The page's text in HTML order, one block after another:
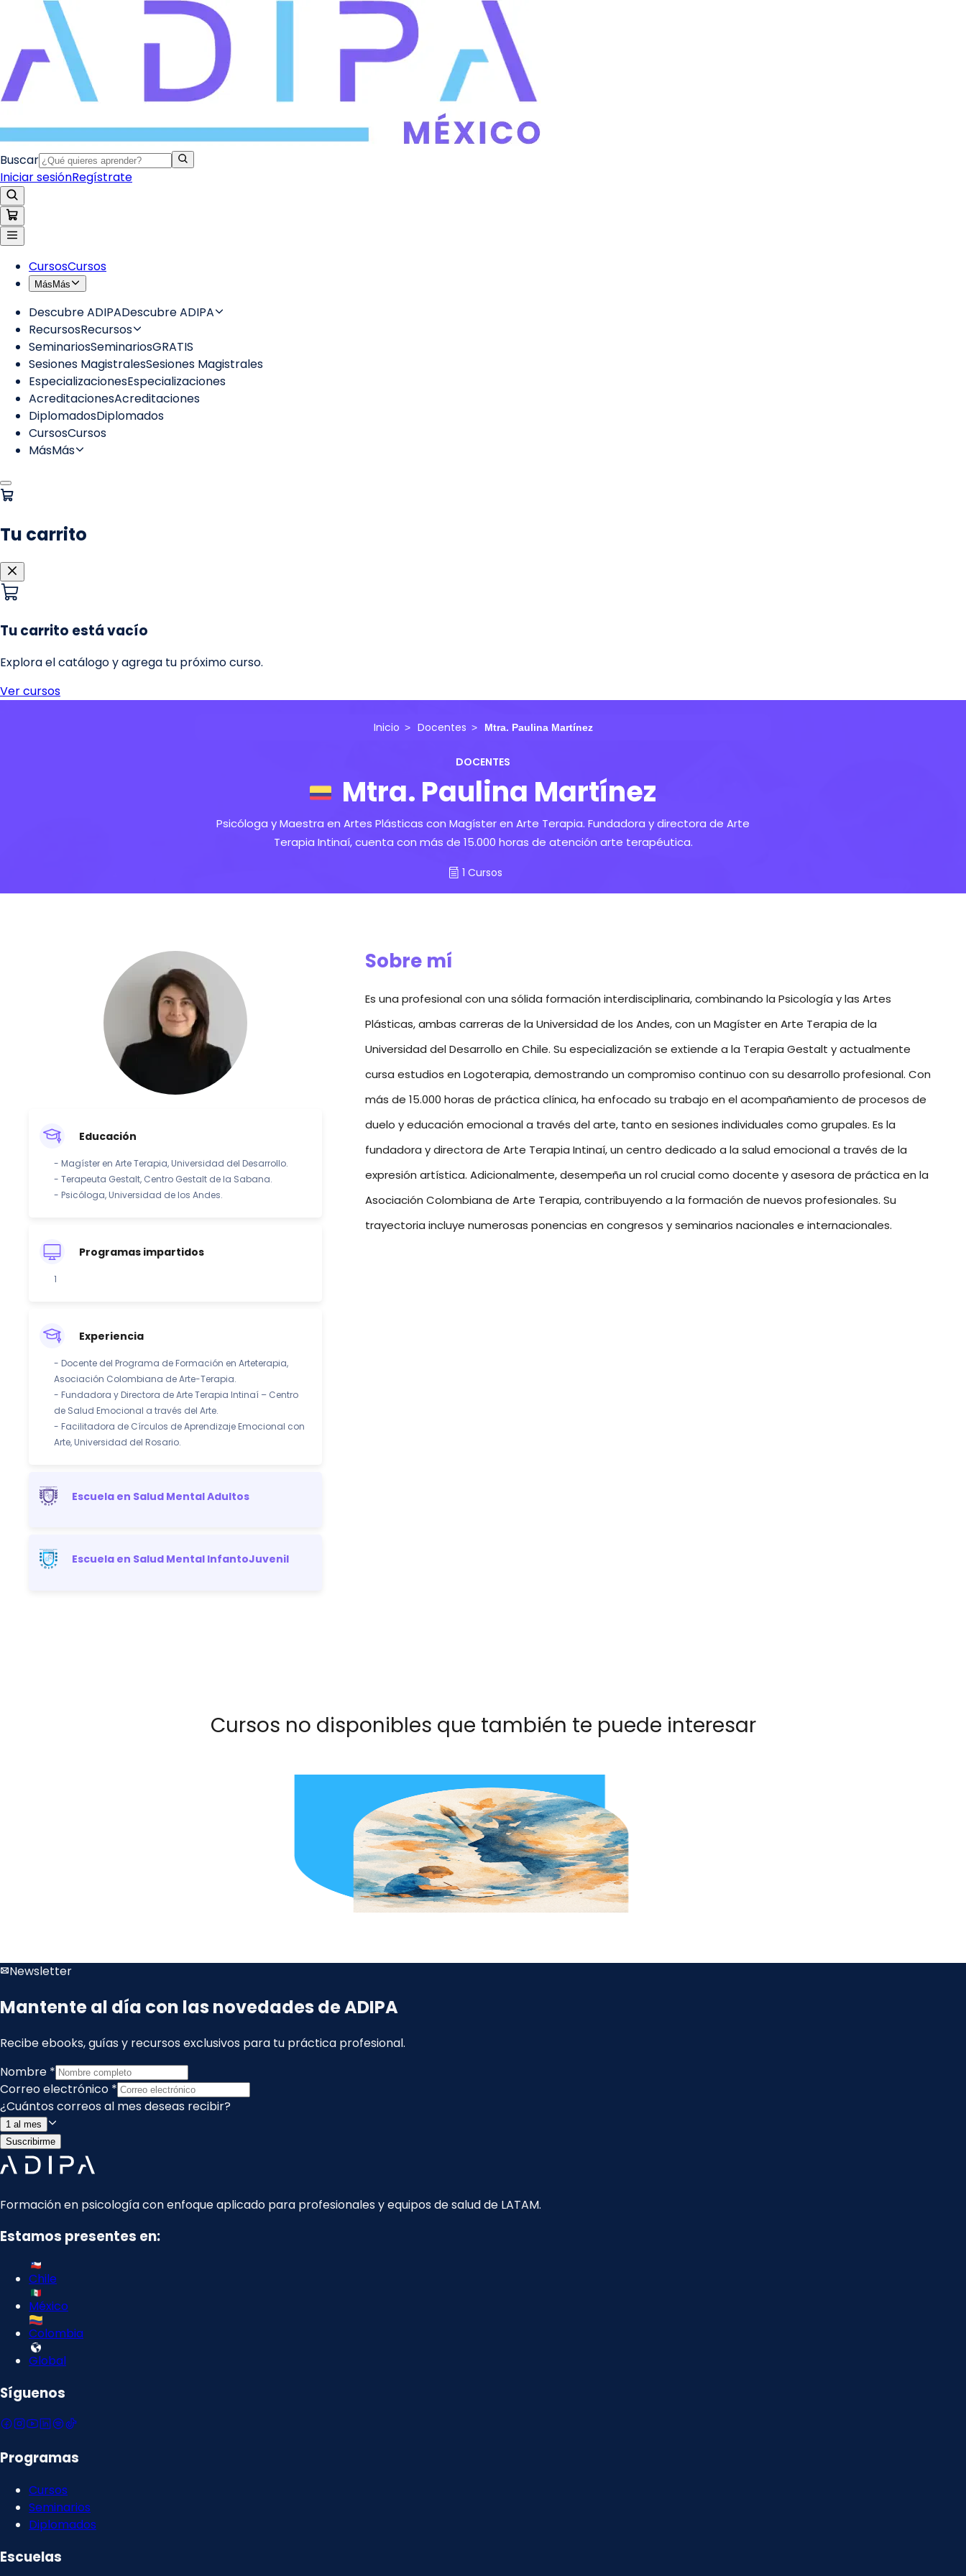
Inicio Docentes Mtra. Paulina Martínez
DOCENTES
Mtra. Paulina Martínez
Psicóloga y Maestra en Artes Plásticas con Magíster en Arte Terapia. Fundadora y directora de Arte
Terapia Intinaí, cuenta con más de 15.000 horas de atención arte terapéutica.
1 Cursos
Educación
- Magíster en Arte Terapia, Universidad del Desarrollo.
- Terapeuta Gestalt, Centro Gestalt de la Sabana.
- Psicóloga, Universidad de los Andes.
Programas impartidos
1
Experiencia
- Docente del Programa de Formación en Arteterapia,
Asociación Colombiana de Arte-Terapia.
- Fundadora y Directora de Arte Terapia Intinaí – Centro
de Salud Emocional a través del Arte.
- Facilitadora de Círculos de Aprendizaje Emocional con
Arte, Universidad del Rosario.
Escuela en Salud Mental Adultos
Escuela en Salud Mental InfantoJuvenil
Sobre mí
Es una profesional con una sólida formación interdisciplinaria, combinando la Psicología y las Artes
Plásticas, ambas carreras de la Universidad de los Andes, con un Magíster en Arte Terapia de la
Universidad del Desarrollo en Chile. Su especialización se extiende a la Terapia Gestalt y actualmente
cursa estudios en Logoterapia, demostrando un compromiso continuo con su desarrollo profesional. Con
más de 15.000 horas de práctica clínica, ha enfocado su trabajo en el acompañamiento de procesos de
duelo y educación emocional a través del arte, tanto en sesiones individuales como grupales. Es la
fundadora y directora de Arte Terapia Intinaí, un centro dedicado a la salud emocional a través de la
expresión artística. Adicionalmente, desempeña un rol crucial como docente y asesora de práctica en la
Asociación Colombiana de Arte Terapia, contribuyendo a la formación de nuevos profesionales. Su
trayectoria incluye numerosas ponencias en congresos y seminarios nacionales e internacionales.
Cursos no disponibles que también te puede interesar